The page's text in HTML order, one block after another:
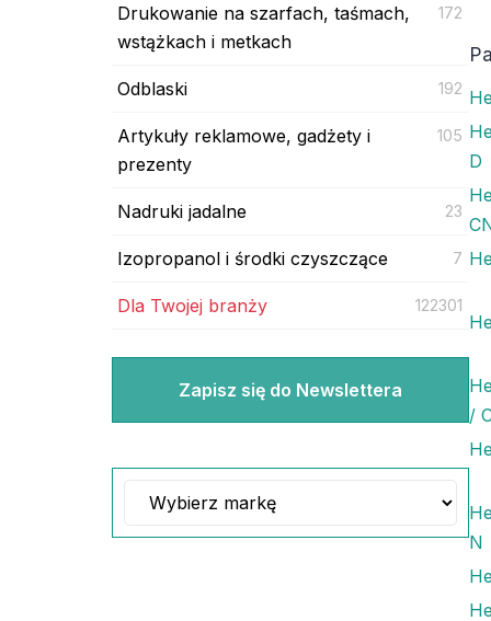
Drukowanie na szarfach, taśmach,
wstążkach i metkach
172
Odblaski 192
Artykuły reklamowe, gadżety i
prezenty
105
Nadruki jadalne 23
Izopropanol i środki czyszczące 7
Dla Twojej branży 122301
Zapisz się do Newslettera
D
/
N